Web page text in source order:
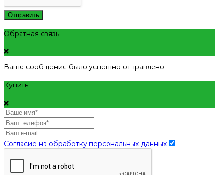
Отправить
Обратная связь
Ваше сообщение было успешно отправлено
Купить
Согласие на обработку персональных данных